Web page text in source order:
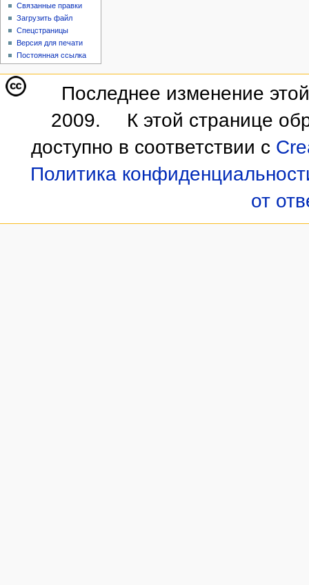
Связанные правки
Загрузить файл
Спецстраницы
Версия для печати
Постоянная ссылка
Последнее изменение
2009.
К этой странице
доступно в соответствии с
Политика
от